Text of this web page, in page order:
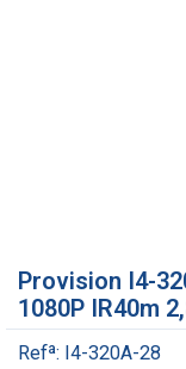
Provision I4-
1080P IR40m
Refª: I4-320A-28